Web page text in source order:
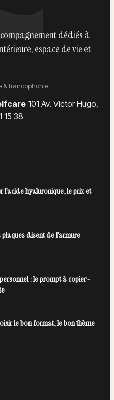
dédiés à
espace de vie et
& francophonie
101 Av. Victor Hugo,
15 38
l’acide hyaluronique, le prix et
disent de l’armure
: le prompt à copier-
le bon format, le bon thème